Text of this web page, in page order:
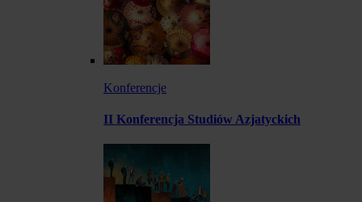
Konferencje
II Konferencja Studiów Azjatyckich